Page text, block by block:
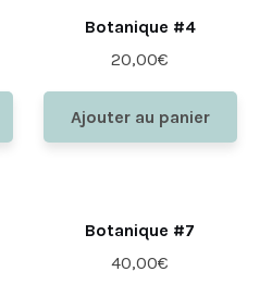
Botanique #4
20,00€
Ajouter au panier
Botanique #7
40,00€